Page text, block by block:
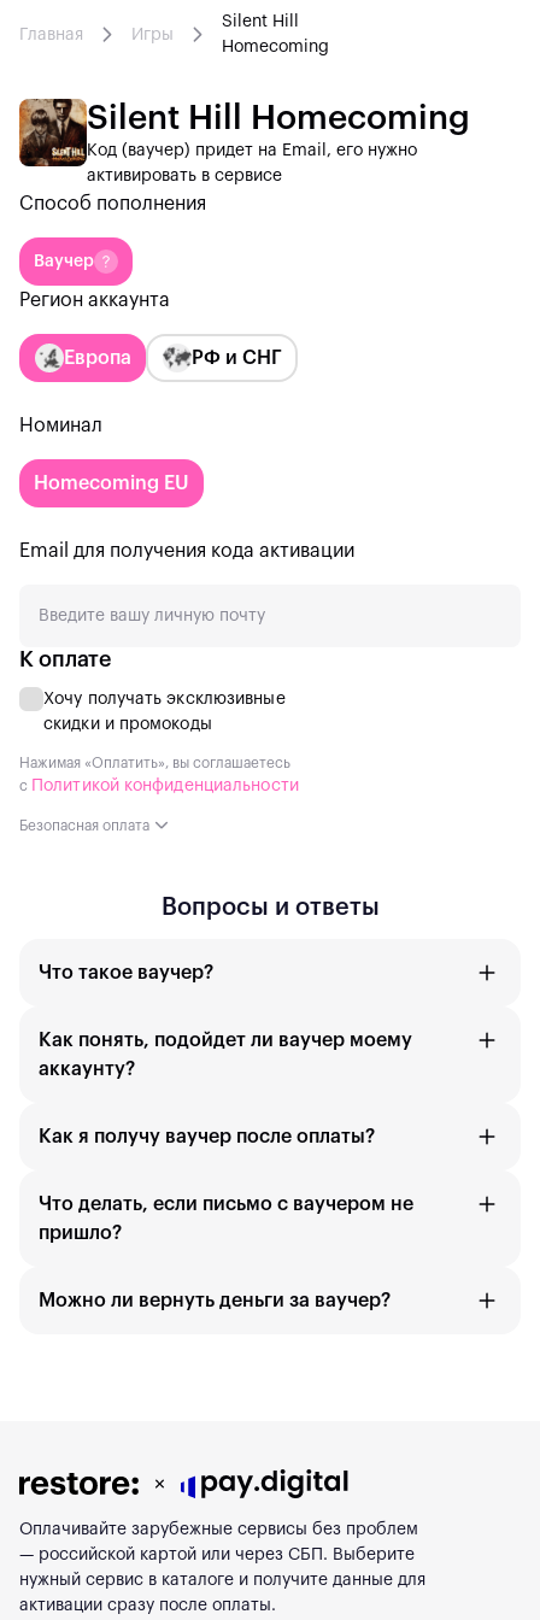
Главная Игры
Silent Hill
Homecoming
Silent Hill Homecoming
Код (ваучер) придет на Email, его нужно
активировать в сервисе
Способ пополнения
Ваучер
Регион аккаунта
Европа РФ и СНГ
Номинал
Homecoming EU
Email для получения кода активации
К оплате
Хочу получать эксклюзивные
скидки и промокоды
Нажимая «Оплатить», вы соглашаетесь
с
Политикой конфиденциальности
Безопасная оплата
Вопросы и ответы
Что такое ваучер?
Как понять, подойдет ли ваучер моему
аккаунту?
Как я получу ваучер после оплаты?
Что делать, если письмо с ваучером не
пришло?
Можно ли вернуть деньги за ваучер?
Оплачивайте зарубежные сервисы без проблем
— российской картой или через СБП. Выберите
нужный сервис в каталоге и получите данные для
активации сразу после оплаты.